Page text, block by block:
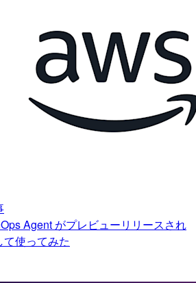
Agent がプレビューリリースされ
使ってみた